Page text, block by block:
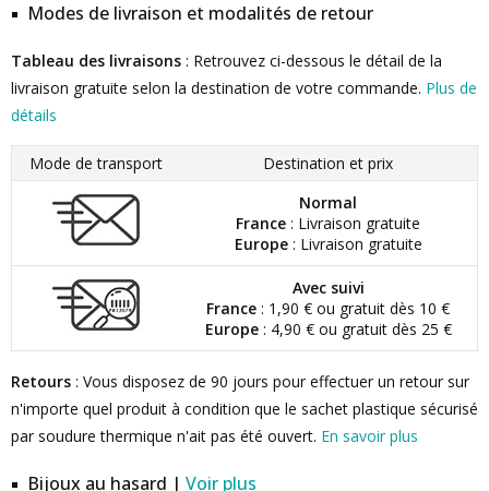
Modes de livraison et modalités de retour
Tableau des livraisons : Retrouvez ci-dessous le détail de la
livraison gratuite selon la destination de votre commande. Plus de
détails
Mode de transport
Destination et prix
Normal
France : Livraison gratuite
Europe: Livraison gratuite
Avec suivi
France : 1,90 € ou gratuit dès 10 €
Europe: 4,90 € ou gratuit dès 25 €
Retours : Vous disposez de 90 jours pour effectuer un retour sur
n'importe quel produit à condition que le sachet plastique sécurisé
par soudure thermique n'ait pas été ouvert. En savoir plus
Bijoux au hasard | Voir plus